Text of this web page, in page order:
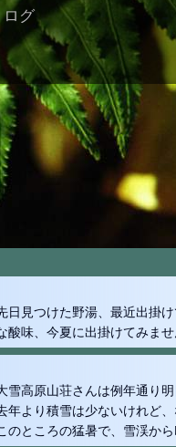
グ
日見つけた野湯、最近出掛
酸味、今夏に出掛けてみませ
雪高原山荘さんは例年通り明
年より積雪は少ないけれど
のところの猛暑で、雪渓か